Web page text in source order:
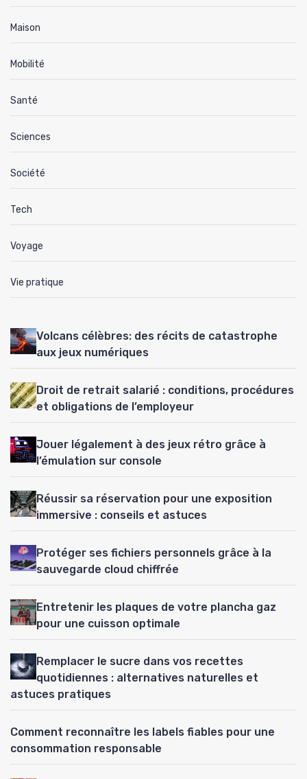
Maison
Mobilité
Santé
Sciences
Société
Tech
Voyage
Vie pratique
Volcans célèbres: des récits de catastrophe
aux jeux numériques
Droit de retrait salarié : conditions, procédures
et obligations de l’employeur
Jouer légalement à des jeux rétro grâce à
l’émulation sur console
Réussir sa réservation pour une exposition
immersive : conseils et astuces
Protéger ses fichiers personnels grâce à la
sauvegarde cloud chiffrée
Entretenir les plaques de votre plancha gaz
pour une cuisson optimale
Remplacer le sucre dans vos recettes
quotidiennes : alternatives naturelles et
astuces pratiques
Comment reconnaître les labels fiables pour une
consommation responsable